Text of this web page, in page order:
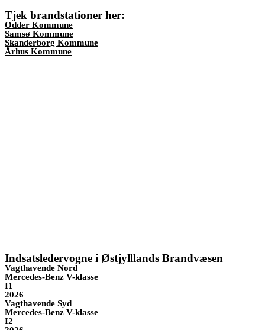
Tjek brandstationer her:
Odder Kommune
Samsø Kommune
Skanderborg Kommune
Århus Kommune
Indsatsledervogne i Østjylllands Brandvæsen
Vagthavende Nord
Mercedes-Benz V-klasse
I1
2026
Vagthavende Syd
Mercedes-Benz V-klasse
I2